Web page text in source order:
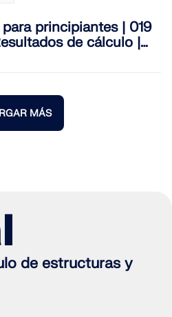
principiantes | 019
de cálculo |
MÁS
de estructuras y